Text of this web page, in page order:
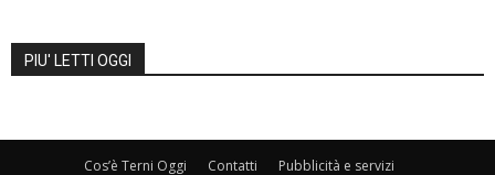
PIU' LETTI OGGI
Cos’è Terni Oggi Contatti Pubblicità e servizi